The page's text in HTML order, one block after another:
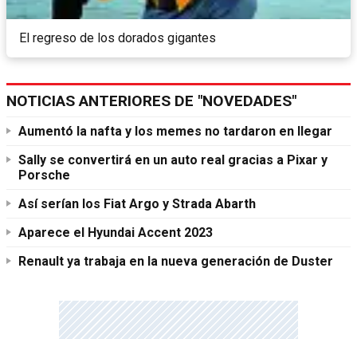
El regreso de los dorados gigantes
NOTICIAS ANTERIORES DE "NOVEDADES"
Aumentó la nafta y los memes no tardaron en llegar
Sally se convertirá en un auto real gracias a Pixar y
Porsche
Así serían los Fiat Argo y Strada Abarth
Aparece el Hyundai Accent 2023
Renault ya trabaja en la nueva generación de Duster